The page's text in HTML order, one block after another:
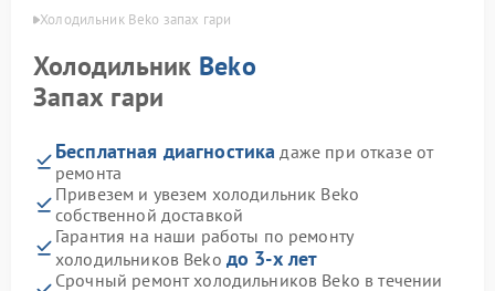
Холодильник Beko запах гари
Холодильник Beko
Запах гари
Бесплатная диагностика даже при отказе от
ремонта
Привезем и увезем холодильник Beko
собственной доставкой
Гарантия на наши работы по ремонту
холодильников Beko до 3-х лет
Срочный ремонт холодильников Beko в течении